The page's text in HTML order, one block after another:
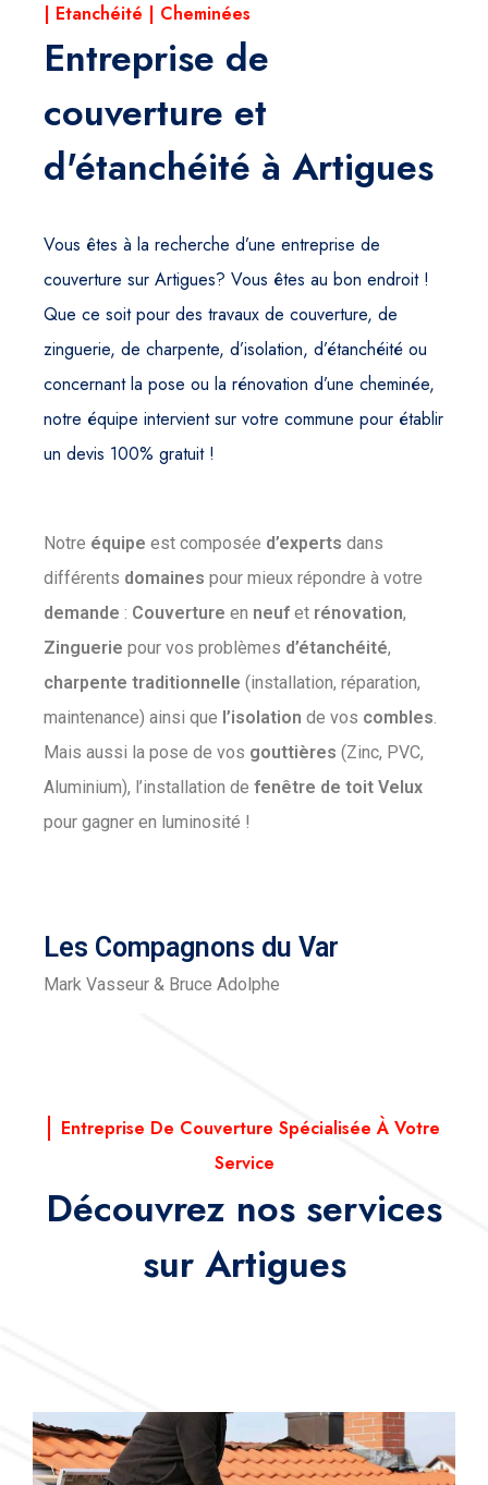
| Etanchéité | Cheminées
Entreprise de
couverture et
d'étanchéité à Artigues
Vous êtes à la recherche d’une entreprise de
couverture sur Artigues? Vous êtes au bon endroit !
Que ce soit pour des travaux de couverture, de
zinguerie, de charpente, d’isolation, d’étanchéité ou
concernant la pose ou la rénovation d’une cheminée,
notre équipe intervient sur votre commune pour établir
un devis 100% gratuit !
Notre équipe est composée d’experts dans
différents domaines pour mieux répondre à votre
demande : Couverture en neuf et rénovation,
Zinguerie pour vos problèmes d’étanchéité,
charpente traditionnelle (installation, réparation,
maintenance) ainsi que l’isolation de vos combles.
Mais aussi la pose de vos gouttières (Zinc, PVC,
Aluminium), l’installation de fenêtre de toit Velux
pour gagner en luminosité !
Les Compagnons du Var
Mark Vasseur & Bruce Adolphe
Entreprise De Couverture Spécialisée À Votre
Service
Découvrez nos services
sur Artigues